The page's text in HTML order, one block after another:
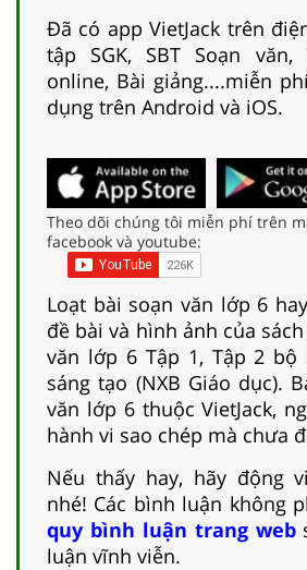
Đã có app VietJack trên
tập SGK, SBT Soạn
online, Bài giảng....miễn
dụng trên Android và iOS.
Theo dõi chúng tôi miễn phí trên
facebook và youtube:
Loạt bài soạn văn lớp 6
đề bài và hình ảnh của
văn lớp 6 Tập 1, Tập 2 bộ
sáng tạo (NXB Giáo dục).
văn lớp 6 thuộc VietJack,
hành vi sao chép mà chưa
Nếu thấy hay, hãy động
nhé! Các bình luận không
quy bình luận trang web
luận vĩnh viễn.